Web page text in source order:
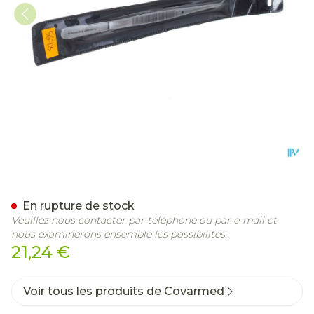
21,24 €
En rupture de stock
Veuillez nous contacter par téléphone ou par e-mail et
nous examinerons ensemble les possibilités.
Voir tous les produits de Covarmed